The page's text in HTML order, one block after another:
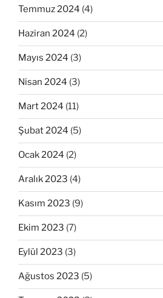
Temmuz 2024 (4)
Haziran 2024 (2)
Mayıs 2024 (3)
Nisan 2024 (3)
Mart 2024 (11)
Şubat 2024 (5)
Ocak 2024 (2)
Aralık 2023 (4)
Kasım 2023 (9)
Ekim 2023 (7)
Eylül 2023 (3)
Ağustos 2023 (5)